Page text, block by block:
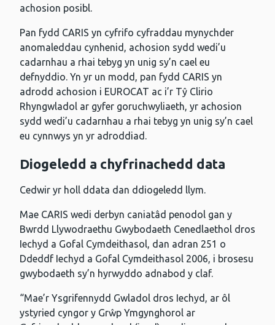
achosion posibl.
Pan fydd CARIS yn cyfrifo cyfraddau mynychder
anomaleddau cynhenid, achosion sydd wedi’u
cadarnhau a rhai tebyg yn unig sy’n cael eu
defnyddio. Yn yr un modd, pan fydd CARIS yn
adrodd achosion i EUROCAT ac i’r Tŷ Clirio
Rhyngwladol ar gyfer goruchwyliaeth, yr achosion
sydd wedi’u cadarnhau a rhai tebyg yn unig sy’n cael
eu cynnwys yn yr adroddiad.
Diogeledd a chyfrinachedd data
Cedwir yr holl ddata dan ddiogeledd llym.
Mae CARIS wedi derbyn caniatâd penodol gan y
Bwrdd Llywodraethu Gwybodaeth Cenedlaethol dros
Iechyd a Gofal Cymdeithasol, dan adran 251 o
Ddeddf Iechyd a Gofal Cymdeithasol 2006, i brosesu
gwybodaeth sy’n hyrwyddo adnabod y claf.
“Mae’r Ysgrifennydd Gwladol dros Iechyd, ar ôl
ystyried cyngor y Grŵp Ymgynghorol ar